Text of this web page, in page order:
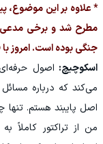
* علاوه بر این موضوع،
مطرح شد و برخی مدعی
جنگی بوده است. امروز
اسکوچیچ: اصول
می‌کند که درباره
اصل پایبند هستم.
من از تراکتور کاملاً